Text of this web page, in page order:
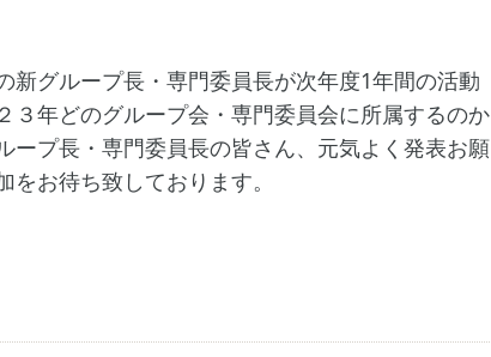
新グループ長・専門委員長が次年度1年間の活動
３年どのグループ会・専門委員会に所属するのか
ープ長・専門委員長の皆さん、元気よく発表お願
お待ち致しております。